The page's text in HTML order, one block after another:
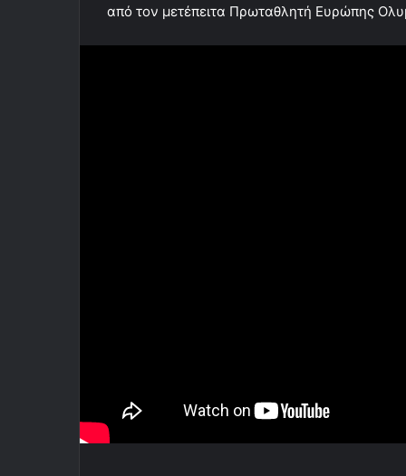
από τον μετέπειτα Πρωταθλητή Ευρώπης